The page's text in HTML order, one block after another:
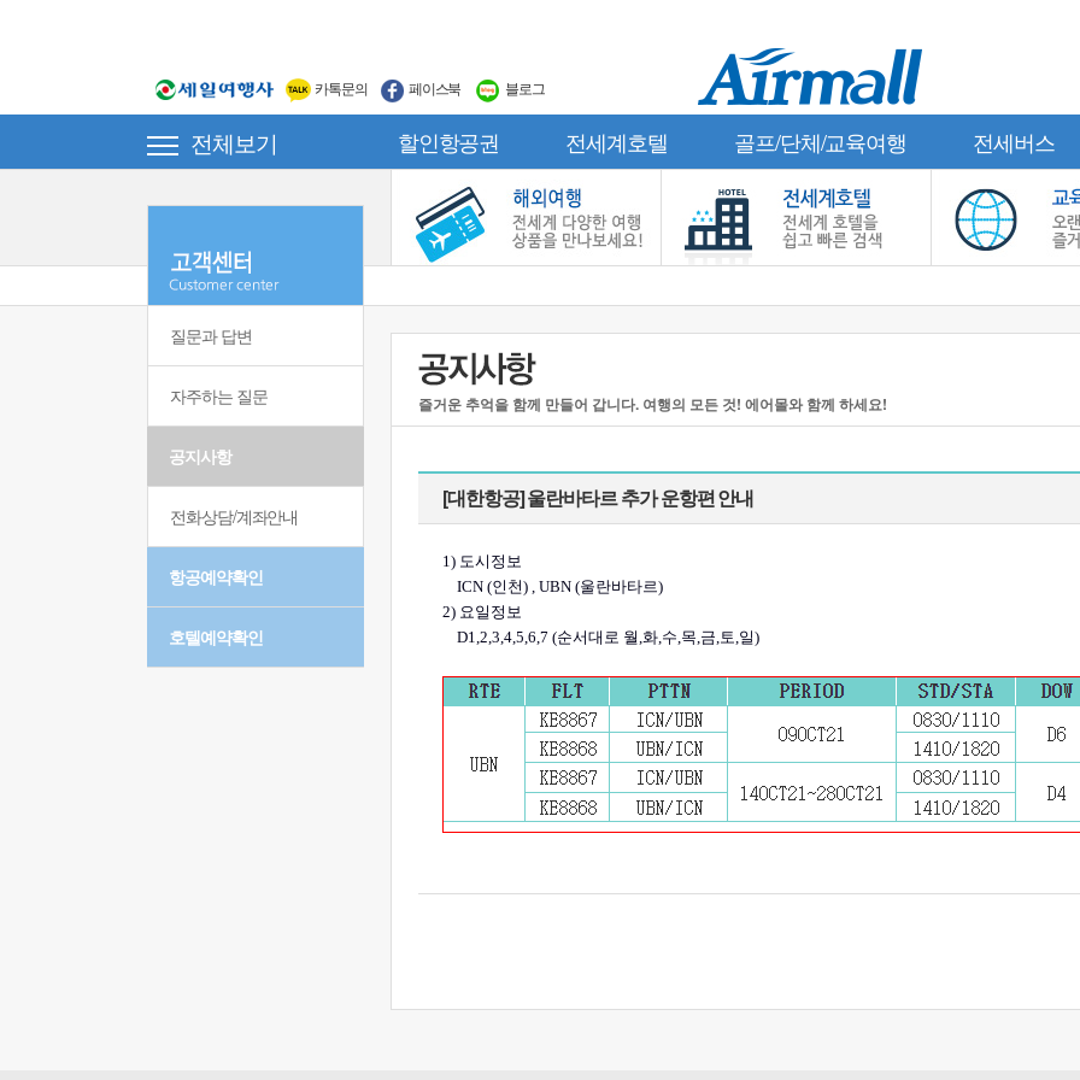
카톡문의 페이스북 블로그
전체보기 할인항공권 전세계호텔 골프/단체/교육여행 전세버스
질문과 답변
자주하는 질문
공지사항
전화상담/계좌안내
항공예약확인
호텔예약확인
즐거운 추억을 함께 만들어 갑니다. 여행의 모든 것! 에어몰와 함께 하세요!
[대한항공] 울란바타르 추가 운항편 안내